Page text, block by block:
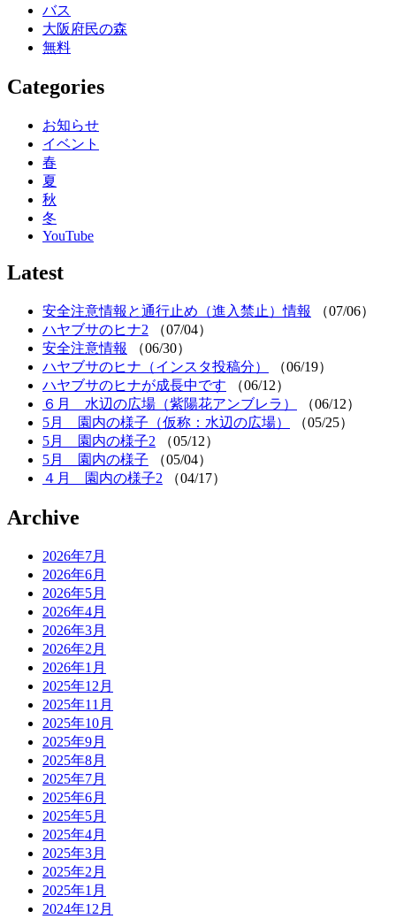
バス
大阪府民の森
無料
Categories
お知らせ
イベント
春
夏
秋
冬
YouTube
Latest
安全注意情報と通行止め（進入禁止）情報
（07/06）
ハヤブサのヒナ2
（07/04）
安全注意情報
（06/30）
ハヤブサのヒナ（インスタ投稿分）
（06/19）
ハヤブサのヒナが成長中です
（06/12）
６月 水辺の広場（紫陽花アンブレラ）
（06/12）
5月 園内の様子（仮称：水辺の広場）
（05/25）
5月 園内の様子2
（05/12）
5月 園内の様子
（05/04）
４月 園内の様子2
（04/17）
Archive
2026年7月
2026年6月
2026年5月
2026年4月
2026年3月
2026年2月
2026年1月
2025年12月
2025年11月
2025年10月
2025年9月
2025年8月
2025年7月
2025年6月
2025年5月
2025年4月
2025年3月
2025年2月
2025年1月
2024年12月